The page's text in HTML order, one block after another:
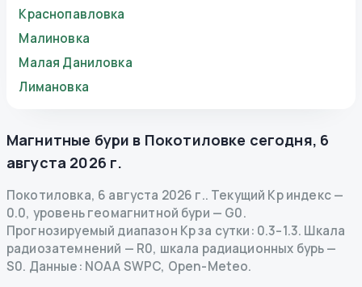
Краснопавловка
Малиновка
Малая Даниловка
Лимановка
Магнитные бури в Покотиловке сегодня, 6
августа 2026 г.
Покотиловка, 6 августа 2026 г.. Текущий Kp индекс—
0.0, уровень геомагнитной бури — G0.
Прогнозируемый диапазон Kp за сутки: 0.3–1.3. Шкала
радиозатемнений — R0, шкала радиационных бурь—
S0. Данные: NOAA SWPC, Open-Meteo.